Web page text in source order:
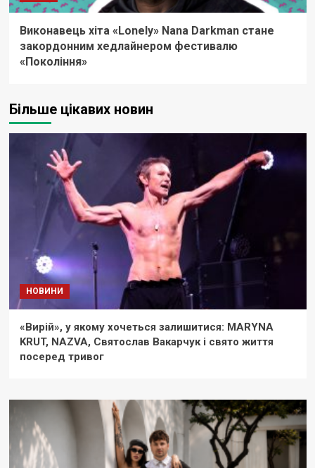
Виконавець хіта «Lonely» Nana Darkman стане
закордонним хедлайнером фестивалю
«Покоління»
Більше цікавих новин
НОВИНИ
«Вирій», у якому хочеться залишитися: MARYNA
KRUT, NAZVA, Святослав Вакарчук і свято життя
посеред тривог